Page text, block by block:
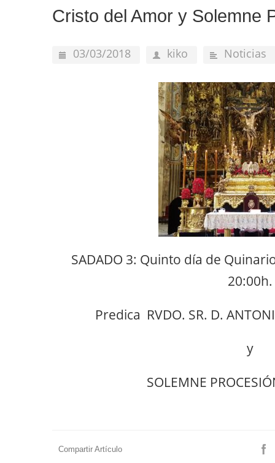
Cristo del Amor y Solemne
03/03/2018 kiko Noticias
SADADO 3: Quinto día de
20:00h.
Predica RVDO. SR. D.
y
SOLEMNE
Compartir Artículo